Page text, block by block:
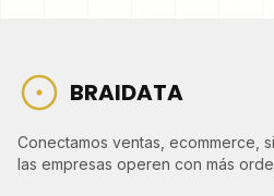
BRAIDATA
Conectamos ventas, ecommerce,
las empresas operen con más